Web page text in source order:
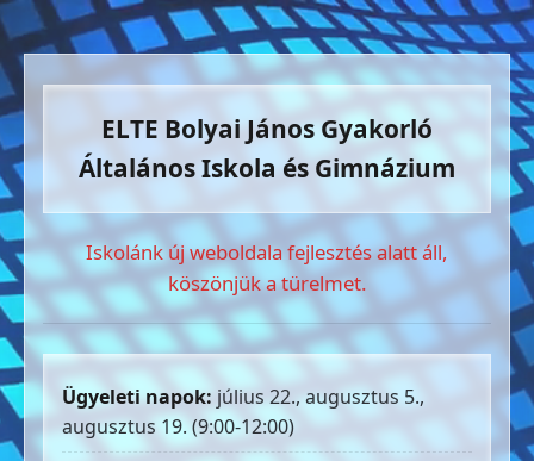
ELTE Bolyai János Gyakorló
Általános Iskola és Gimnázium
Iskolánk új weboldala fejlesztés alatt áll,
köszönjük a türelmet.
Ügyeleti napok: július 22., augusztus 5.,
augusztus 19. (9:00-12:00)